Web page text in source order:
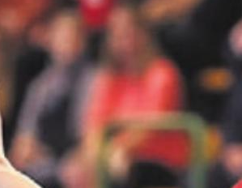
DAPHNE GAUTSCHI (25)
Gautschi wagt den Sprung in
wechselt die Rückraumspielerin
Schweizer Nationalteam feiert
die Qualifikation für die
Teilnahme an einer
grössten